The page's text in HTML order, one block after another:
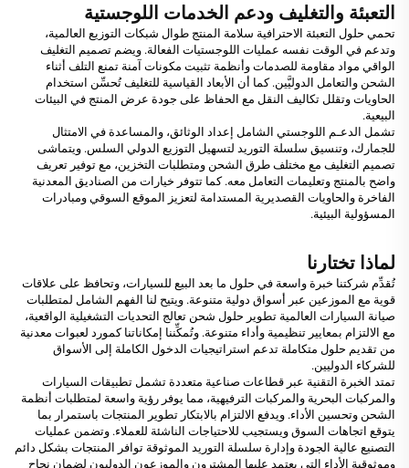
التعبئة والتغليف ودعم الخدمات اللوجستية
تحمي حلول التعبئة الاحترافية سلامة المنتج طوال شبكات التوزيع العالمية،
وتدعم في الوقت نفسه عمليات اللوجستيات الفعالة. ويضم تصميم التغليف
الواقي مواد مقاومة للصدمات وأنظمة تثبيت مكونات آمنة تمنع التلف أثناء
الشحن والتعامل الدوليَّين. كما أن الأبعاد القياسية للتغليف تُحسِّن استخدام
الحاويات وتقلل تكاليف النقل مع الحفاظ على جودة عرض المنتج في البيئات
البيعية.
تشمل الدعـم اللوجستي الشامل إعداد الوثائق، والمساعدة في الامتثال
للجمارك، وتنسيق سلسلة التوريد لتسهيل التوزيع الدولي السلس. ويتماشى
تصميم التغليف مع مختلف طرق الشحن ومتطلبات التخزين، مع توفير تعريف
واضح بالمنتج وتعليمات التعامل معه. كما تتوفر خيارات من الصناديق المعدنية
الفاخرة والحاويات القصديرية المستدامة لتعزيز الموقع السوقي ومبادرات
المسؤولية البيئية.
لماذا تختارنا
تُقدِّم شركتنا خبرة واسعة في حلول ما بعد البيع للسيارات، وتحافظ على علاقات
قوية مع الموزعين عبر أسواق دولية متنوعة. ويتيح لنا الفهم الشامل لمتطلبات
صيانة السيارات العالمية تطوير حلول شحن تعالج التحديات التشغيلية الواقعية،
مع الالتزام بمعايير تنظيمية وأداء متنوعة. وتُمكِّننا إمكاناتنا كمورد لعبوات معدنية
من تقديم حلول متكاملة تدعم استراتيجيات الدخول الكاملة إلى الأسواق
للشركاء الدوليين.
تمتد الخبرة التقنية عبر قطاعات صناعية متعددة تشمل تطبيقات السيارات
والمركبات البحرية والمركبات الترفيهية، مما يوفر رؤية واسعة لمتطلبات أنظمة
الشحن وتحسين الأداء. ويدفع الالتزام بالابتكار تطوير المنتجات باستمرار بما
يتوقع اتجاهات السوق ويستجيب للاحتياجات الناشئة للعملاء. وتضمن عمليات
التصنيع عالية الجودة وإدارة سلسلة التوريد الموثوقة توافر المنتجات بشكل دائم
وموثوقية الأداء التي يعتمد عليها المشترون والموزعون الدوليون لضمان نجاح